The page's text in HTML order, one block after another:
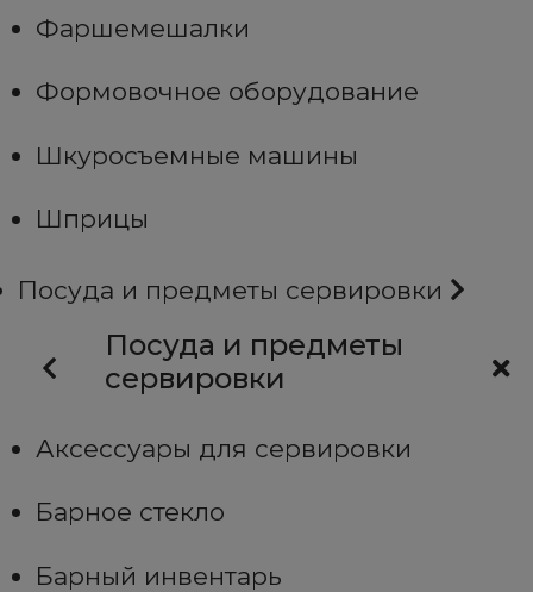
Фаршемешалки
Формовочное оборудование
Шкуросъемные машины
Шприцы
Посуда и предметы сервировки
Посуда и предметы
сервировки
Аксессуары для сервировки
Барное стекло
Барный инвентарь